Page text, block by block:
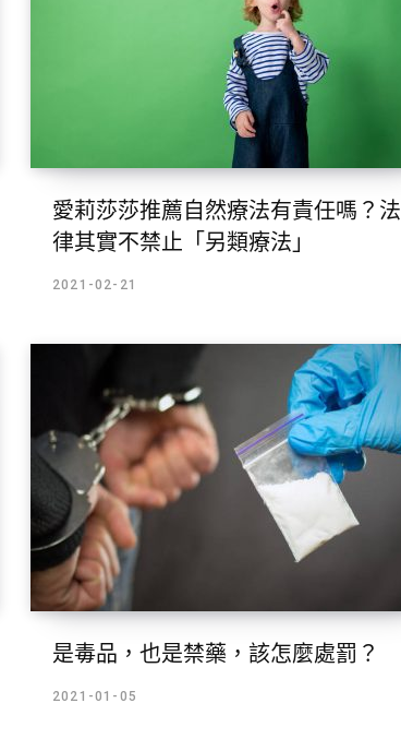
愛莉莎莎推薦自然療法有責任嗎？法
律其實不禁止「另類療法」
2021-02-21
是毒品，也是禁藥，該怎麼處罰？
2021-01-05